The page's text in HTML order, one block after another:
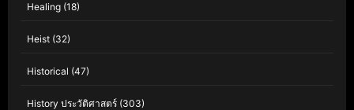
Healing (18)
Heist (32)
Historical (47)
History ประวัติศาสตร์ (303)